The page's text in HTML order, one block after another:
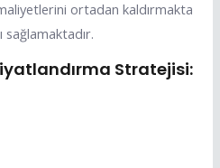
ortadan kaldırmakta
Stratejisi: